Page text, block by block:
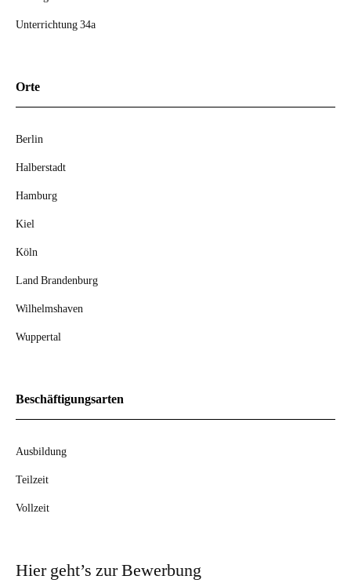
Unterrichtung 34a
Orte
Berlin
Halberstadt
Hamburg
Kiel
Köln
Land Brandenburg
Wilhelmshaven
Wuppertal
Beschäftigungsarten
Ausbildung
Teilzeit
Vollzeit
Hier geht’s zur Bewerbung